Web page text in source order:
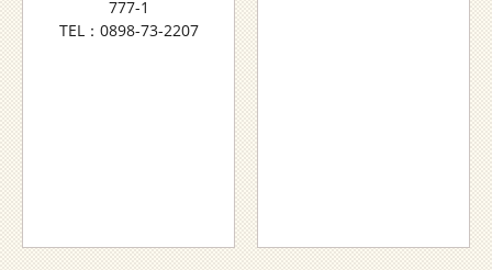
777-1
TEL：0898-73-2207